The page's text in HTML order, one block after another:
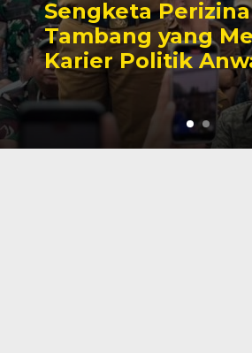
Kesaksian Buruh
Potret Buram
Nikel di Morowali